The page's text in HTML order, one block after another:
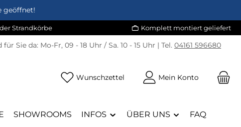
geöffnet!
Strandkörbe Komplett montiert geliefert
für Sie da: Mo-Fr, 09 - 18 Uhr / Sa. 10 - 15 Uhr | Tel. 04161 596680
Wunschzettel Du hast 0 Produkte auf dem
Mein Konto
SHOWROOMS INFOS ÜBER UNS FAQ